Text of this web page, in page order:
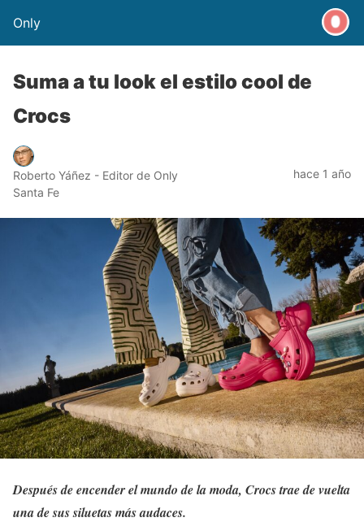
Only
Suma a tu look el estilo cool de
Crocs
Roberto Yáñez - Editor de Only
Santa Fe
hace 1 año
Después de encender el mundo de la moda, Crocs trae de vuelta
una de sus siluetas más audaces.